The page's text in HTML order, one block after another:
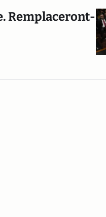
Remplaceront-